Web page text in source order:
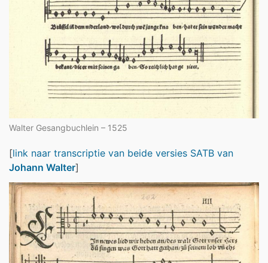
Walter Gesangbuchlein – 1525
[link naar transcriptie van beide versies SATB van
Johann Walter]